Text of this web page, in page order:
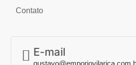
Contato
E-mail